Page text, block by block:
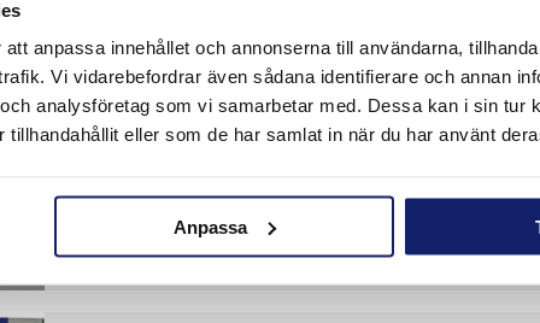
anpassa innehållet och annonserna till användarna,
Vi vidarebefordrar även sådana identifierare och annan
analysföretag som vi samarbetar med. Dessa kan i sin tur
tillhandahållit eller som de har samlat in när du har använt
Anpassa
Meltolit 16.8.2
Utformad för svetsning av rostfritt stål som typ 16-8-2,
LÄS MER